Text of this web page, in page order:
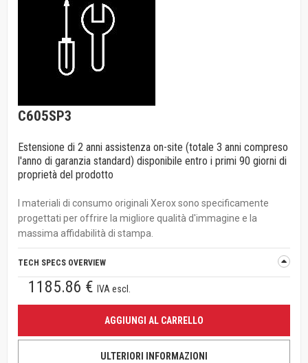
C605SP3
Estensione di 2 anni assistenza on-site (totale 3 anni compreso
l'anno di garanzia standard) disponibile entro i primi 90 giorni di
proprietà del prodotto
I materiali di consumo originali Xerox sono specificamente
progettati per offrire la migliore qualità d'immagine e la
massima affidabilità di stampa.
TECH SPECS OVERVIEW
1185.86 € IVA escl.
AGGIUNGI AL CARRELLO
ULTERIORI INFORMAZIONI